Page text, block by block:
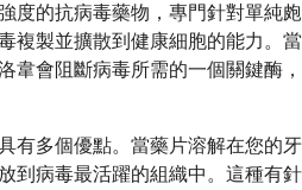
度的抗病毒藥物，專門針對單純皰
複製並擴散到健康細胞的能力。當
韋會阻斷病毒所需的一個關鍵酶，
有多個優點。當藥片溶解在您的牙
到病毒最活躍的組織中。這種有針